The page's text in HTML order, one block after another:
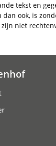
tekst en
dan ook, is
niet